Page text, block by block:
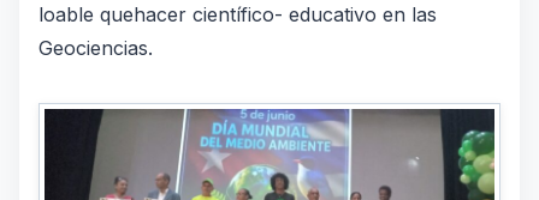
loable quehacer científico- educativo en las
Geociencias.